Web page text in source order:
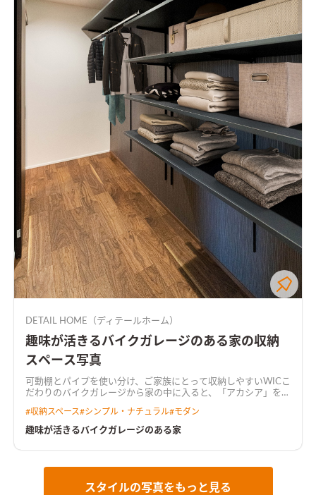
DETAIL HOME（ディテールホーム）
趣味が活きるバイクガレージのある家の収納
スペース写真
可動棚とパイプを使い分け、ご家族にとって収納しやすいWIC こ
だわりのバイクガレージから家の中に入ると、「アカシア」を基
階段、開口の先に広がる庭は、暮らしをより豊かにする。
シアを基調とした落ち着いた雰囲気のLDK壁掛けTV裏はこだわ
どをガレージに収納、暮らしながらカスタマイズしていく
#収納スペース#シンプル・ナチュラル#モダン
趣味が活きるバイクガレージのある家
スタイルの写真をもっと見る